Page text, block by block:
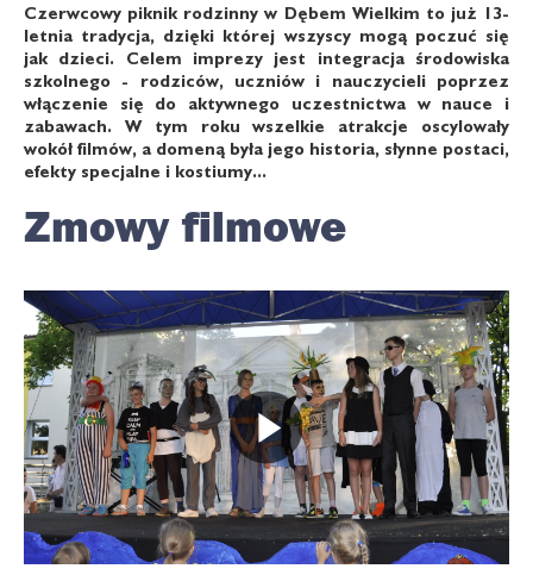
Czerwcowy piknik rodzinny w Dębem Wielkim to już 13-
letnia tradycja, dzięki której wszyscy mogą poczuć się
jak dzieci. Celem imprezy jest integracja środowiska
szkolnego - rodziców, uczniów i nauczycieli poprzez
włączenie się do aktywnego uczestnictwa w nauce i
zabawach. W tym roku wszelkie atrakcje oscylowały
wokół filmów, a domeną była jego historia, słynne postaci,
efekty specjalne i kostiumy...
Zmowy filmowe